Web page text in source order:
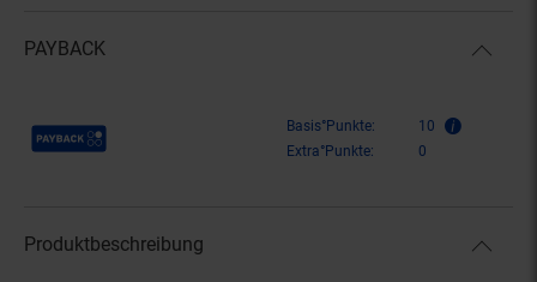
PAYBACK
Payback Punkte Basis°Punkte:
10
Extra°Punkte:
0
Produktbeschreibung